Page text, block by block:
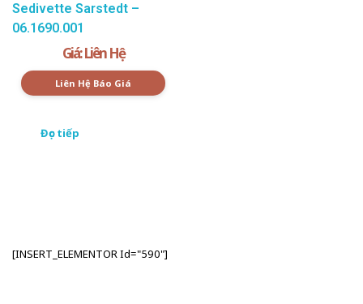
Sedivette Sarstedt –
06.1690.001
Giá: Liên Hệ
Liên Hệ Báo Giá
Đọc tiếp
[INSERT_ELEMENTOR Id="590"]